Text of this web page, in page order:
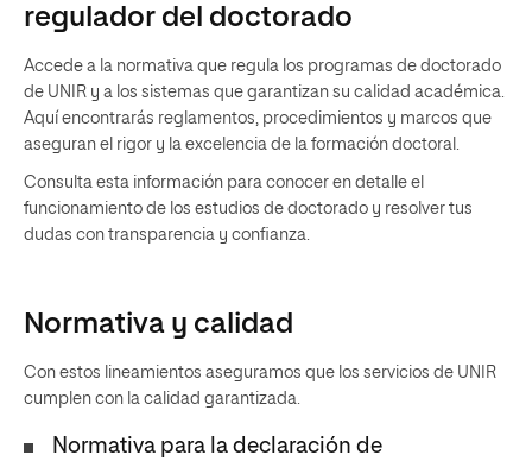
regulador del doctorado
Accede a la normativa que regula los programas de doctorado
de UNIR y a los sistemas que garantizan su calidad académica.
Aquí encontrarás reglamentos, procedimientos y marcos que
aseguran el rigor y la excelencia de la formación doctoral.
Consulta esta información para conocer en detalle el
funcionamiento de los estudios de doctorado y resolver tus
dudas con transparencia y confianza.
Normativa y calidad
Con estos lineamientos aseguramos que los servicios de UNIR
cumplen con la calidad garantizada.
Normativa para la declaración de